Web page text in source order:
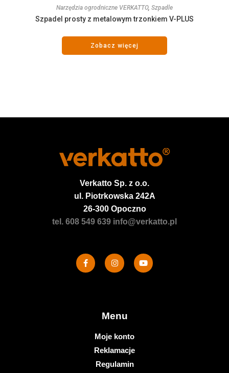
Narzędzia ogrodniczne VERKATTO, Szpadle
Szpadel prosty z metalowym trzonkiem V-PLUS
Zobacz więcej
Verkatto Sp. z o.o.
ul. Piotrkowska 242A
26-300 Opoczno
tel. 608 549 639 info@verkatto.pl
Menu
Moje konto
Reklamacje
Regulamin